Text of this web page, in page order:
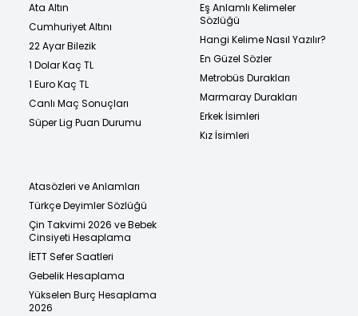
Ata Altın
Cumhuriyet Altını
22 Ayar Bilezik
1 Dolar Kaç TL
1 Euro Kaç TL
Canlı Maç Sonuçları
Süper Lig Puan Durumu
Eş Anlamlı Kelimeler
Sözlüğü
Hangi Kelime Nasıl Yazılır?
En Güzel Sözler
Metrobüs Durakları
Marmaray Durakları
Erkek İsimleri
Kız İsimleri
Atasözleri ve Anlamları
Türkçe Deyimler Sözlüğü
Çin Takvimi 2026 ve Bebek
Cinsiyeti Hesaplama
İETT Sefer Saatleri
Gebelik Hesaplama
Yükselen Burç Hesaplama
2026